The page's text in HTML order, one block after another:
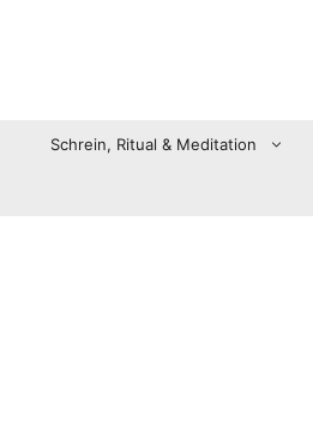
Schrein, Ritual & Meditation